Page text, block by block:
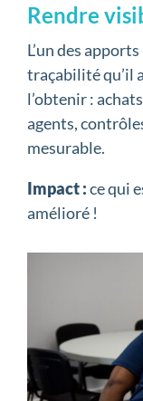
Rendre
L’un des
traçabilité qu’il
l’obtenir :
agents,
mesurable.
Impact :ce qui
amélioré !